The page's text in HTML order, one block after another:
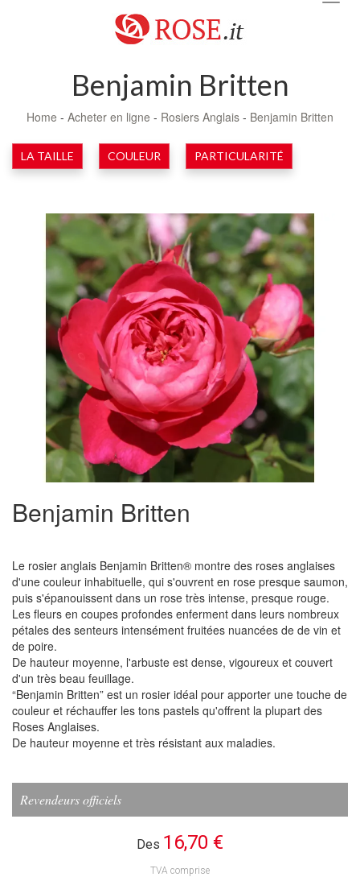
Benjamin Britten
Home - Acheter en ligne - Rosiers Anglais - Benjamin Britten
LA TAILLE COULEUR PARTICULARITÉ
Benjamin Britten
Le rosier anglais Benjamin Britten® montre des roses anglaises
d'une couleur inhabituelle, qui s'ouvrent en rose presque saumon,
puis s'épanouissent dans un rose très intense, presque rouge.
Les fleurs en coupes profondes enferment dans leurs nombreux
pétales des senteurs intensément fruitées nuancées de de vin et
de poire.
De hauteur moyenne, l'arbuste est dense, vigoureux et couvert
d'un très beau feuillage.
“Benjamin Britten” est un rosier idéal pour apporter une touche de
couleur et réchauffer les tons pastels qu'offrent la plupart des
Roses Anglaises.
De hauteur moyenne et très résistant aux maladies.
Revendeurs officiels
Des 16,70 €
TVA comprise